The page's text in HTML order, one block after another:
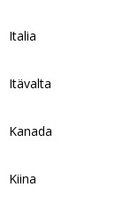
Italia
Itävalta
Kanada
Kiina